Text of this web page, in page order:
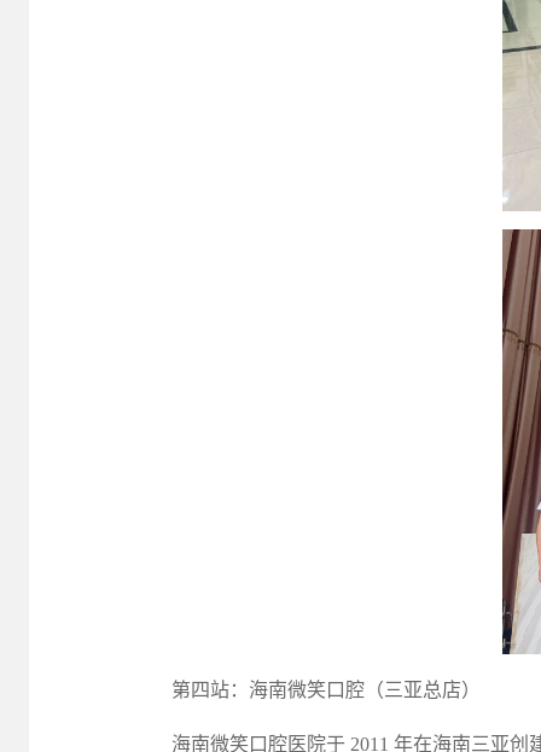
第四站：海南微笑口腔（三亚总店）
海南微笑口腔医院于 2011 年在海南三亚